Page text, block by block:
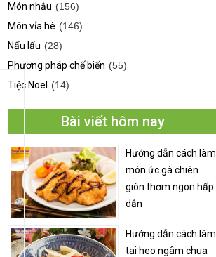
Món nhậu (156)
Món vỉa hè (146)
Nấu lẩu (28)
Phương pháp chế biến (55)
Tiệc Noel
(14)
Bài viết hôm nay
Hướng dẫn cách làm
món ức gà chiên
giòn thơm ngon hấp
dẫn
Hướng dẫn cách làm
tai heo ngâm chua